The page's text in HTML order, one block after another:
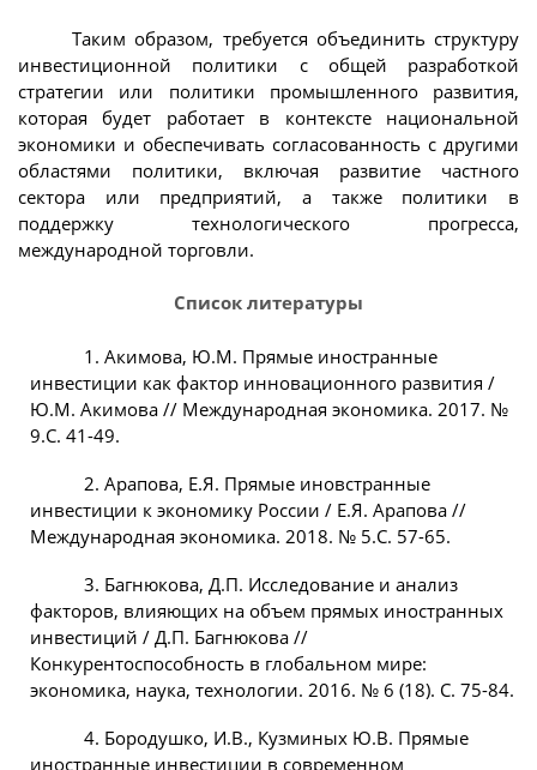
Таким образом, требуется объединить структуру
инвестиционной политики с общей разработкой
стратегии или политики промышленного развития,
которая будет работает в контексте национальной
экономики и обеспечивать согласованность с другими
областями политики, включая развитие частного
сектора или предприятий, а также политики в
поддержку технологического прогресса,
международной торговли.
Список литературы
1. Акимова, Ю.М. Прямые иностранные
инвестиции как фактор инновационного развития /
Ю.М. Акимова // Международная экономика. 2017. №
9.С. 41-49.
2. Арапова, Е.Я. Прямые иновстранные
инвестиции к экономику России / Е.Я. Арапова //
Международная экономика. 2018. № 5.С. 57-65.
3. Багнюкова, Д.П. Исследование и анализ
факторов, влияющих на объем прямых иностранных
инвестиций / Д.П. Багнюкова //
Конкурентоспособность в глобальном мире:
экономика, наука, технологии. 2016. № 6 (18). С. 75-84.
4. Бородушко, И.В., Кузминых Ю.В. Прямые
иностранные инвестиции в современном